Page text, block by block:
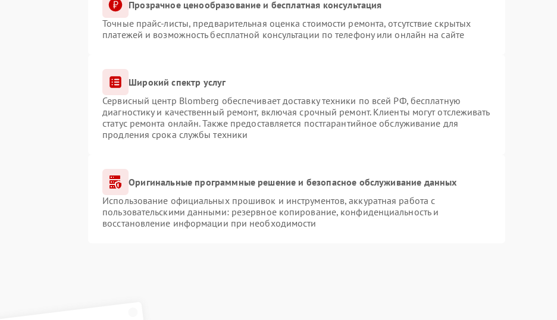
Прозрачное ценообразование и бесплатная консультация
Точные прайс-листы, предварительная оценка стоимости ремонта, отсутствие скрытых
платежей и возможность бесплатной консультации по телефону или онлайн на сайте
Широкий спектр услуг
Сервисный центр Blomberg обеспечивает доставку техники по всей РФ, бесплатную
диагностику и качественный ремонт, включая срочный ремонт. Клиенты могут отслеживать
статус ремонта онлайн. Также предоставляется постгарантийное обслуживание для
продления срока службы техники
Оригинальные программные решение и безопасное обслуживание данных
Использование официальных прошивок и инструментов, аккуратная работа с
пользовательскими данными: резервное копирование, конфиденциальность и
восстановление информации при необходимости